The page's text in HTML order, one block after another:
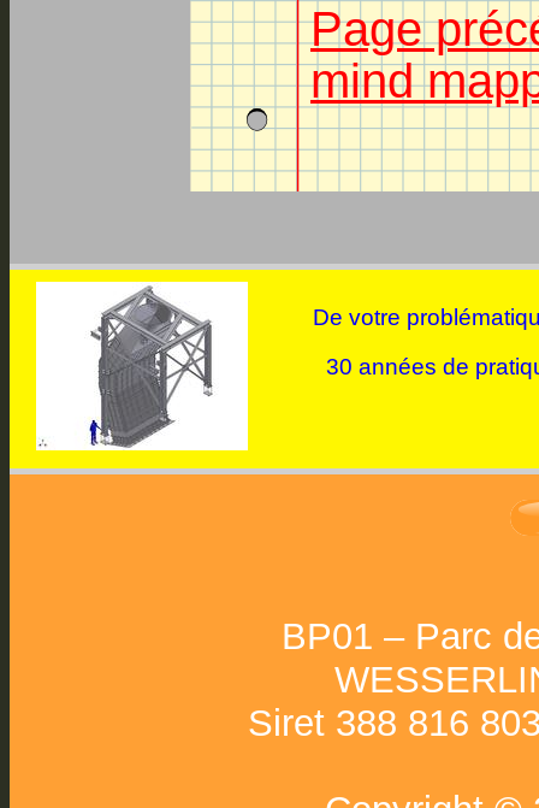
Page
mind
De votre
30 années de
BP01 – Parc
Siret 388 816